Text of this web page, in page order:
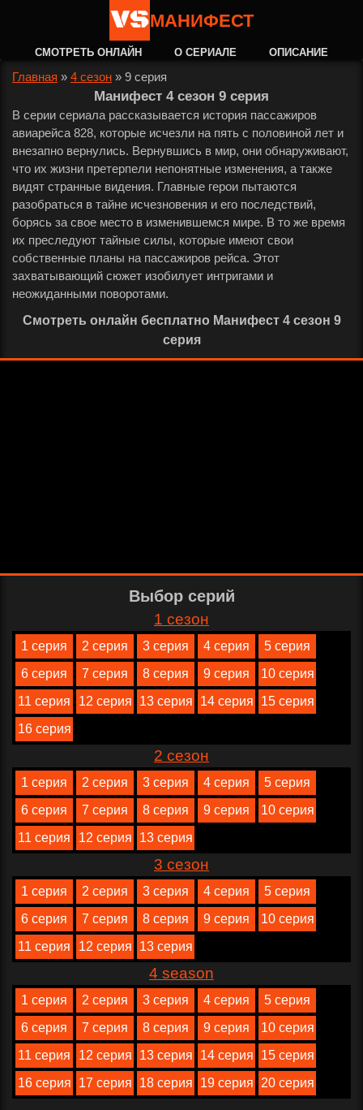
МАНИФЕСТ
СМОТРЕТЬ ОНЛАЙН О СЕРИАЛЕ ОПИСАНИЕ
Главная » 4 сезон » 9 серия
Манифест 4 сезон 9 серия
В серии сериала рассказывается история пассажиров
авиарейса 828, которые исчезли на пять с половиной лет и
внезапно вернулись. Вернувшись в мир, они обнаруживают,
что их жизни претерпели непонятные изменения, а также
видят странные видения. Главные герои пытаются
разобраться в тайне исчезновения и его последствий,
борясь за свое место в изменившемся мире. В то же время
их преследуют тайные силы, которые имеют свои
собственные планы на пассажиров рейса. Этот
захватывающий сюжет изобилует интригами и
неожиданными поворотами.
Смотреть онлайн бесплатно Манифест 4 сезон 9
серия
Выбор серий
1 сезон
1 серия 2 серия 3 серия 4 серия
5 серия
6 серия
7 серия 8 серия 9 серия
10 серия
11 серия
12 серия 13 серия 14 серия
15 серия
16 серия
2 сезон
1 серия 2 серия 3 серия 4 серия
5 серия
6 серия
7 серия 8 серия 9 серия
10 серия
11 серия
12 серия 13 серия
3 сезон
1 серия 2 серия 3 серия 4 серия
5 серия
6 серия
7 серия 8 серия 9 серия
10 серия
11 серия
12 серия 13 серия
4 season
1 серия 2 серия 3 серия 4 серия
5 серия
6 серия
7 серия 8 серия 9 серия
10 серия
11 серия
12 серия 13 серия 14 серия
15 серия
16 серия
17 серия 18 серия 19 серия 20 серия